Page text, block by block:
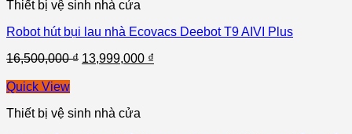
Thiết bị vệ sinh nhà cửa
Robot hút bụi lau nhà Ecovacs Deebot T9 AIVI Plus
16,500,000₫ 13,999,000 ₫
Quick View
Thiết bị vệ sinh nhà cửa